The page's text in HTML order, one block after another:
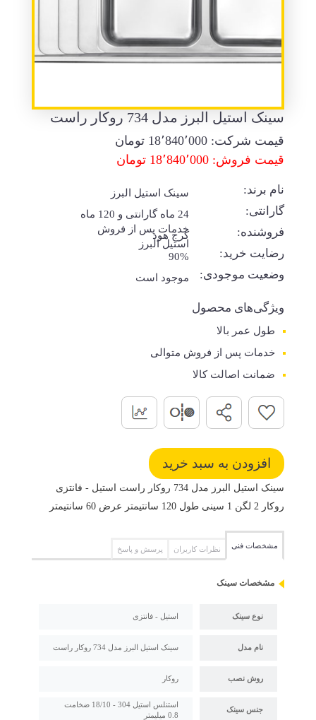
سینک استیل البرز مدل 734 روکار راست
قیمت شرکت: 18٬840٬000 تومان
قیمت فروش: 18٬840٬000 تومان
نام برند: سینک استیل البرز
گارانتی:
24 ماه گارانتی و 120 ماه
خدمات پس از فروش
استیل البرز
فروشنده: کرج هود
رضایت خرید: 90%
وضعیت موجودی: موجود است
ویژگی‌های محصول
طول عمر بالا
خدمات پس از فروش متوالی
ضمانت اصالت کالا
سینک استیل البرز مدل 734 روکار راست استیل - فانتزی
روکار 2 لگن 1 سینی طول 120 سانتیمتر عرض 60 سانتیمتر
مشخصات فنی نظرات کاربران پرسش و پاسخ
مشخصات سینک
نوع سینک استیل - فانتزی
نام مدل سینک استیل البرز مدل 734 روکار راست
روش نصب روکار
جنس سینک
استنلس استیل 304 - 18/10 ضخامت
0.8 میلیمتر